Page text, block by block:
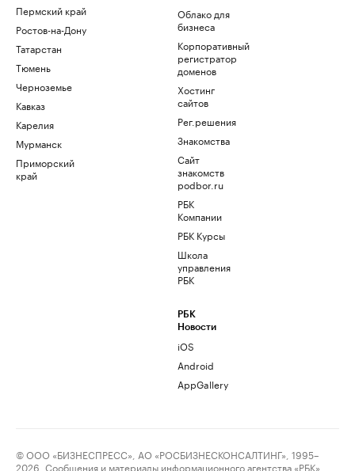
Пермский край
Ростов-на-Дону
Татарстан
Тюмень
Черноземье
Кавказ
Карелия
Мурманск
Приморский
край
Облако для
бизнеса
Корпоративный
регистратор
доменов
Хостинг
сайтов
Рег.решения
Знакомства
Сайт
знакомств
podbor.ru
РБК
Компании
РБК Курсы
Школа
управления
РБК
РБК
Новости
iOS
Android
AppGallery
© ООО «БИЗНЕСПРЕСС», АО «РОСБИЗНЕСКОНСАЛТИНГ», 1995–
2026. Сообщения и материалы информационного агентства «РБК»